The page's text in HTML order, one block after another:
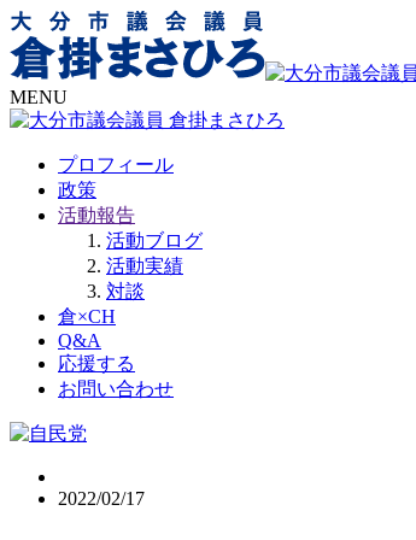
MENU
プロフィール
政策
活動報告
活動ブログ
活動実績
対談
倉×CH
Q&A
応援する
お問い合わせ
2022/02/17